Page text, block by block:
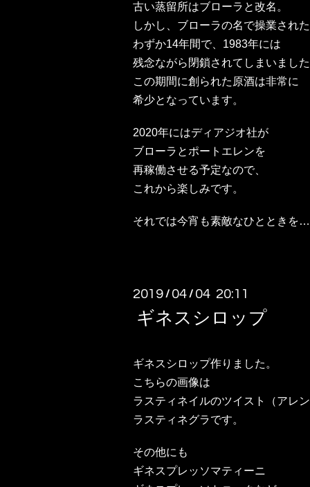
古い蒸留所はブローラと改名。
しかし、ブローラの名で操業され
わずか14年間で、1983年には
残念ながら閉鎖されてしまいまし
この期間に創られた原酒は非常に
希少となっています。
2020年にはディアジオ社が
ブローラとポートエレンを
再稼働させる予定なので、
これから楽しみです。
それでは今宵も素敵なひとときを…
2019 / 04 / 04 20:11
ギネスシロップ
ギネスシロップ作りました。
こちらの画像は
ラスティネイルのツイスト（アレ
ラスティネグラです。
その他にも
ギネスプレッソマティーニ